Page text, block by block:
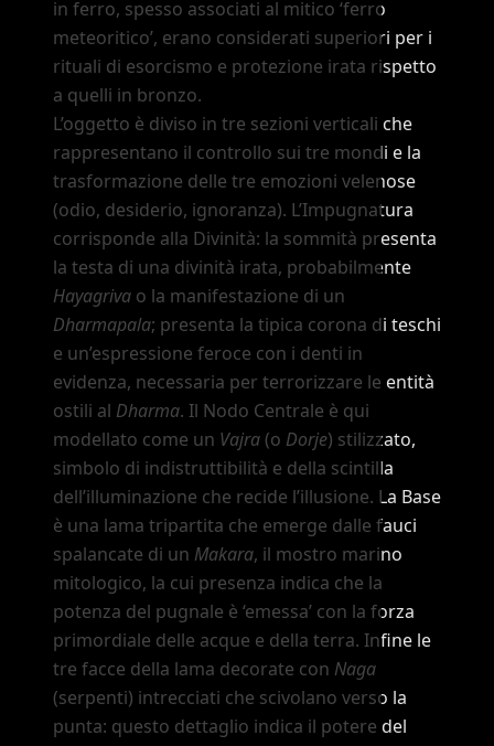
in ferro, spesso associati al mitico ‘ferro
meteoritico’, erano considerati superiori per i
rituali di esorcismo e protezione irata rispetto
a quelli in bronzo.
L’oggetto è diviso in tre sezioni verticali che
rappresentano il controllo sui tre mondi e la
trasformazione delle tre emozioni velenose
(odio, desiderio, ignoranza). L’Impugnatura
corrisponde alla Divinità: la sommità presenta
la testa di una divinità irata, probabilmente
Hayagriva o la manifestazione di un
Dharmapala; presenta la tipica corona di teschi
e un’espressione feroce con i denti in
evidenza, necessaria per terrorizzare le entità
ostili al Dharma. Il Nodo Centrale è qui
modellato come un Vajra (o Dorje) stilizzato,
simbolo di indistruttibilità e della scintilla
dell’illuminazione che recide l’illusione. La Base
è una lama tripartita che emerge dalle fauci
spalancate di un Makara, il mostro marino
mitologico, la cui presenza indica che la
potenza del pugnale è ‘emessa’ con la forza
primordiale delle acque e della terra. Infine le
tre facce della lama decorate con Naga
(serpenti) intrecciati che scivolano verso la
punta: questo dettaglio indica il potere del